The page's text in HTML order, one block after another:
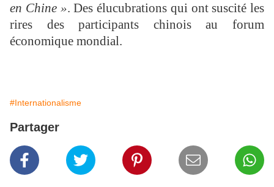
en Chine ». Des élucubrations qui ont suscité les
rires des participants chinois au forum
économique mondial.
#Internationalisme
Partager